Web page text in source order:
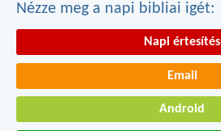
Nézze meg a napi bibliai igét:
Napi értesítés
Email
Android